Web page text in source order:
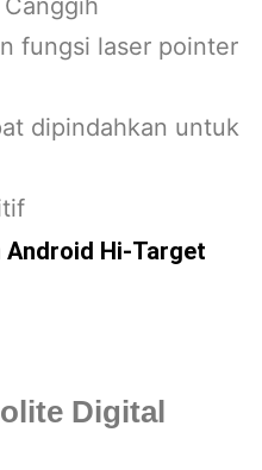
fungsi laser pointer
dipindahkan untuk
Hi-Target
Digital